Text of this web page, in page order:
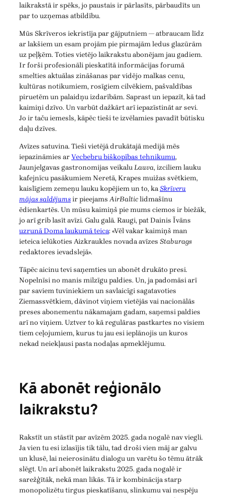
laikrakstā ir spēks, jo paustais ir pārlasīts, pārbaudīts un
par to uzņemas atbildību.
Mūs Skrīveros iekristīja par gājputniem — atbraucam līdz
ar lakšiem un esam projām pie pirmajām ledus glazūrām
uz peļķēm. Toties vietējo laikrakstu abonējam jau gadiem.
Ir forši profesionāli pieskatītā informācijas forumā
smelties aktuālas zināšanas par vidējo malkas cenu,
kultūras notikumiem, rosīgiem cilvēkiem, pašvaldības
piruetēm un palaidņu izdarībām. Saprast un iepazīt, kā tad
kaimiņi dzīvo. Un varbūt dažkārt arī iepazīstināt ar sevi.
Jo ir taču iemesls, kāpēc tieši te izvēlamies pavadīt būtisku
daļu dzīves.
Avīzes satuvina. Tieši vietējā drukātajā medijā mēs
iepazināmies arVecbebru biškopības tehnikumu,
Jaunjelgavas gastronomijas veikaluLauva, izciliem lauku
kafejnīcu pasākumiem Neretā, Krapes muižas svētkiem,
kaislīgiem zemeņu lauku kopējiem un to, kaSkrīveru
mājas saldējumsir pieejamsAirBalticlidmašīnu
ēdienkartēs. Un mūsu kaimiņš pie mums ciemos ir biežāk,
jo arī grib lasīt avīzi. Galu galā. Raugi, pat Dainis Īvāns
uzrunā Doma laukumā teica: «Vēl vakar kaimiņš man
ieteica ielūkoties Aizkraukles novada avīzes Staburags
redaktores ievadslejā».
Tāpēc aicinu tevi saņemties un abonēt drukāto presi.
Nopelnīsi no manis milzīgu paldies. Un, ja padomāsi arī
par saviem tuviniekiem un savlaicīgi sagatavoties
Ziemassvētkiem, dāvinot viņiem vietējās vai nacionālās
preses abonementu nākamajam gadam, saņemsi paldies
arī no viņiem. Uztver to kā regulāras pastkartes no visiem
tiem ceļojumiem, kurus tu jau esi ieplānojis un kuros
nekad neiekļausi pasta nodaļas apmeklējumu.
Kā abonēt reģionālo
laikrakstu?
Rakstīt un stāstīt par avīzēm 2025. gada nogalē nav viegli.
Ja vien tu esi izlasījis tik tālu, tad droši vien māj ar galvu
un klusē, lai neierosinātu dialogu un varētu šo tēmu ātrāk
slēgt. Un arī abonēt laikrakstu 2025. gada nogalē ir
sarežģītāk, nekā man likās. Tā ir kombinācija starp
monopolizētu tirgus pieskatīšanu, slinkumu vai nespēju